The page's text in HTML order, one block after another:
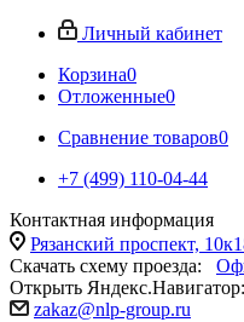
Личный кабинет
Корзина0
Отложенные0
Сравнение товаров0
+7 (499) 110-04-44
Контактная информация
Рязанский проспект,
Скачать схему проезда:
Открыть
zakaz@nlp-group.ru